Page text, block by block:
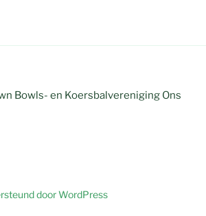
Bowls- en Koersbalvereniging Ons
door WordPress